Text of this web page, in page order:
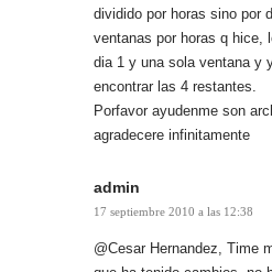
dividido por horas sino por
ventanas por horas q hice,
dia 1 y una sola ventana y
encontrar las 4 restantes.
Porfavor ayudenme son
agradecere infinitamente
admin
17 septiembre 2010 a las 12:38
@Cesar Hernandez, Time